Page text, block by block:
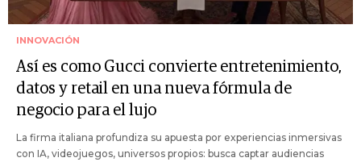
INNOVACIÓN
Así es como Gucci convierte entretenimiento,
datos y retail en una nueva fórmula de
negocio para el lujo
La firma italiana profundiza su apuesta por experiencias inmersivas
con IA, videojuegos, universos propios: busca captar audiencias